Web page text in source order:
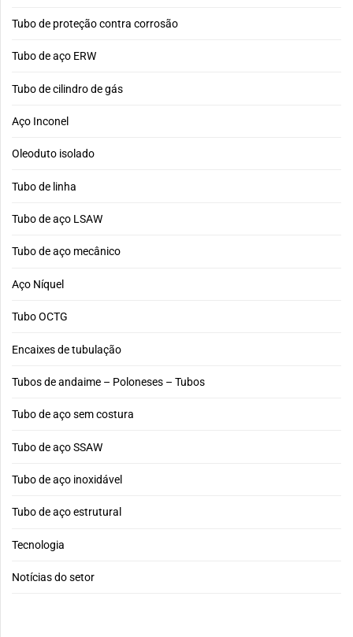
Tubo de proteção contra corrosão
Tubo de aço ERW
Tubo de cilindro de gás
Aço Inconel
Oleoduto isolado
Tubo de linha
Tubo de aço LSAW
Tubo de aço mecânico
Aço Níquel
Tubo OCTG
Encaixes de tubulação
Tubos de andaime – Poloneses – Tubos
Tubo de aço sem costura
Tubo de aço SSAW
Tubo de aço inoxidável
Tubo de aço estrutural
Tecnologia
Notícias do setor